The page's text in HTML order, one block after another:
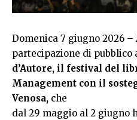
Domenica 7 giugno 2026
partecipazione di pubblico
d’Autore, il festival del
Management con il
Venosa, che
dal 29 maggio al 2 giugno